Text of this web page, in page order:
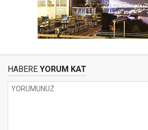
HABERE YORUM KAT